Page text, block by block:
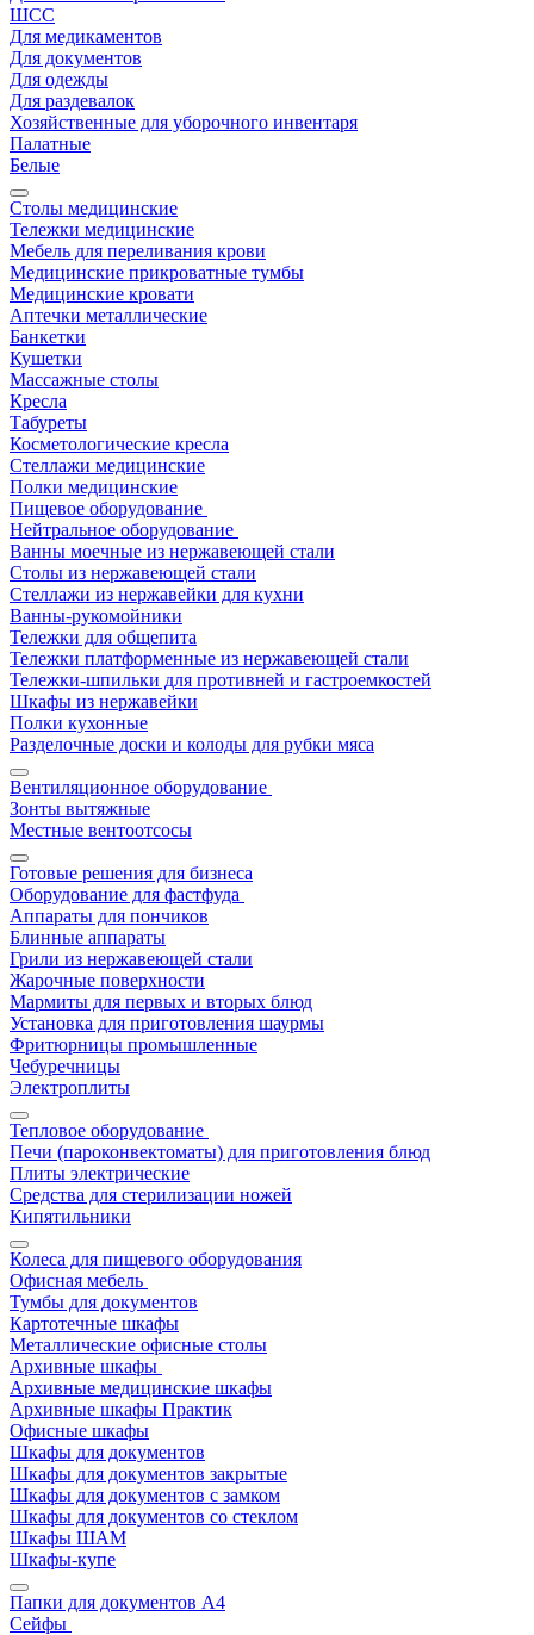
ШСС
Для медикаментов
Для документов
Для одежды
Для раздевалок
Хозяйственные для уборочного инвентаря
Палатные
Белые
Столы медицинские
Тележки медицинские
Мебель для переливания крови
Медицинские прикроватные тумбы
Медицинские кровати
Аптечки металлические
Банкетки
Кушетки
Массажные столы
Кресла
Табуреты
Косметологические кресла
Стеллажи медицинские
Полки медицинские
Пищевое оборудование
Нейтральное оборудование
Ванны моечные из нержавеющей стали
Столы из нержавеющей стали
Стеллажи из нержавейки для кухни
Ванны-рукомойники
Тележки для общепита
Тележки платформенные из нержавеющей стали
Тележки-шпильки для противней и гастроемкостей
Шкафы из нержавейки
Полки кухонные
Разделочные доски и колоды для рубки мяса
Вентиляционное оборудование
Зонты вытяжные
Местные вентоотсосы
Готовые решения для бизнеса
Оборудование для фастфуда
Аппараты для пончиков
Блинные аппараты
Грили из нержавеющей стали
Жарочные поверхности
Мармиты для первых и вторых блюд
Установка для приготовления шаурмы
Фритюрницы промышленные
Чебуречницы
Электроплиты
Тепловое оборудование
Печи (пароконвектоматы) для приготовления блюд
Плиты электрические
Средства для стерилизации ножей
Кипятильники
Колеса для пищевого оборудования
Офисная мебель
Тумбы для документов
Картотечные шкафы
Металлические офисные столы
Архивные шкафы
Архивные медицинские шкафы
Архивные шкафы Практик
Офисные шкафы
Шкафы для документов
Шкафы для документов закрытые
Шкафы для документов с замком
Шкафы для документов со стеклом
Шкафы ШАМ
Шкафы-купе
Папки для документов A4
Сейфы